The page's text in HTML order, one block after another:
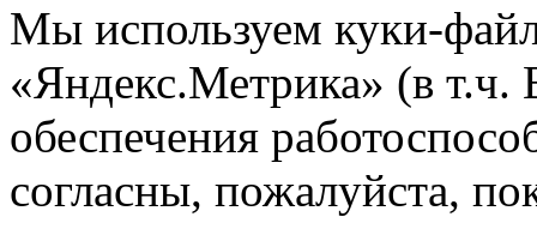
Мы используем куки-
«Яндекс.Метрика» (в т.ч.
обеспечения
согласны, пожалуйста,